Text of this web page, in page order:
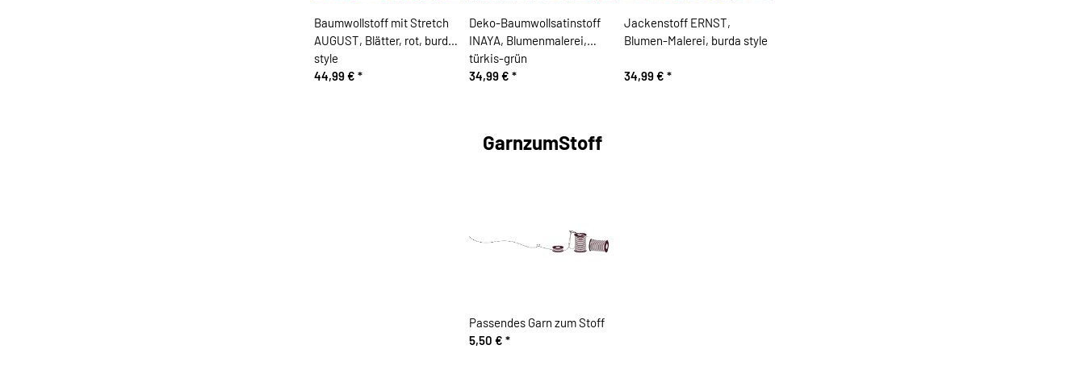
Baumwollstoff mit Stretch
AUGUST, Blätter, rot, burda
style
44,99 € *
Deko-Baumwollsatinstoff
INAYA, Blumenmalerei,
türkis-grün
34,99 € *
Jackenstoff ERNST,
Blumen-Malerei, burda style
34,99 € *
GarnzumStoff
Passendes Garn zum Stoff
5,50 € *